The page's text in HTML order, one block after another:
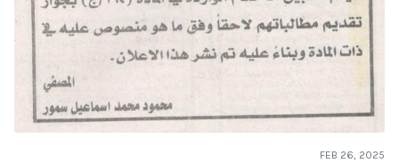
FEB 26, 2025